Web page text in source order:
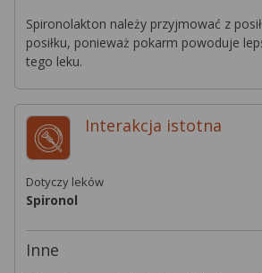
Spironolakton należy przyjmować z
posiłku, ponieważ pokarm powoduje
tego leku.
Interakcja istotna
Dotyczy leków
Spironol
Inne